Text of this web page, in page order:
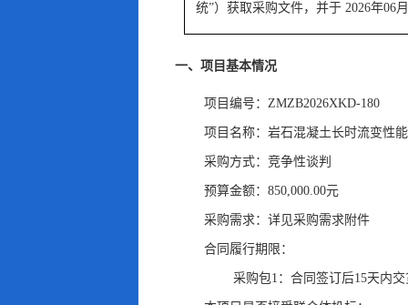
统”）获取采购文件， 并于2026年06
一、项目基本情况
项目编号：ZMZB2026XKD-180
项目名称：岩石混凝土长时流变性
采购方式：竞争性谈判
预算金额：850,000.00元
采购需求：详见采购需求附件
合同履行期限：
采购包1：合同签订后15天内